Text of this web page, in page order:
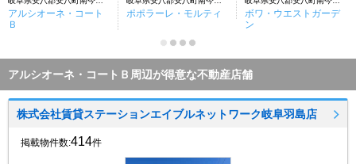
アルシオーネ・コート
Ｂ
ポポラーレ・モルティ
ボワ・ウエストガーデ
ン
アルシオーネ・コートＢ周辺が得意な不動産店舗
株式会社賃貸ステーションエイブルネットワーク岐阜羽島店
掲載物件数:414件